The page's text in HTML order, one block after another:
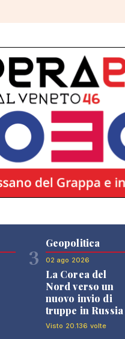
3
Geopolitica
02 ago 2026
La Corea del
Nord verso un
nuovo invio di
truppe in Russia
Visto 20.136 volte